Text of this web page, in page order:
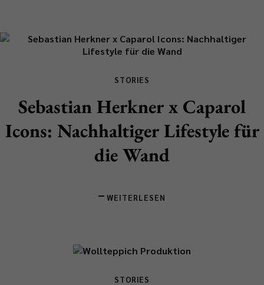
STORIES
Sebastian Herkner x Caparol
Icons: Nachhaltiger Lifestyle für
die Wand
WEITERLESEN
STORIES